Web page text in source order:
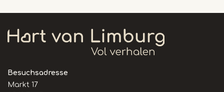
Besuchsadresse
Markt 17